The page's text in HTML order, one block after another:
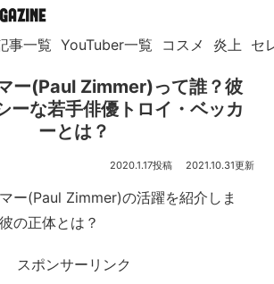
事一覧 YouTuber一覧 コスメ 炎上 セ
ー(Paul Zimmer)って誰？彼
ーな若手俳優トロイ・ベッカ
ーとは？
2020.1.17 2021.10.31
ー(Paul Zimmer)の活躍を紹介しま
の正体とは？
スポンサーリンク